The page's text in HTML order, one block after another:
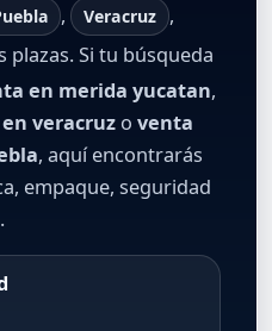
, Veracruz ,
plazas. Si tu búsqueda
en merida yucatan,
veracruz o venta
, aquí encontrarás
empaque, seguridad